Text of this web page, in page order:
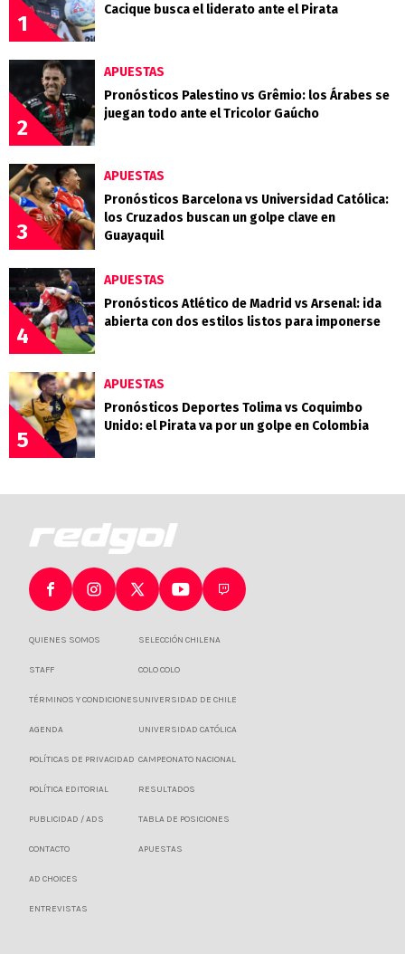
1
Cacique busca el liderato ante el Pirata
2
APUESTAS
Pronósticos Palestino vs Grêmio: los Árabes se
juegan todo ante el Tricolor Gaúcho
3
APUESTAS
Pronósticos Barcelona vs Universidad Católica:
los Cruzados buscan un golpe clave en
Guayaquil
4
APUESTAS
Pronósticos Atlético de Madrid vs Arsenal: ida
abierta con dos estilos listos para imponerse
5
APUESTAS
Pronósticos Deportes Tolima vs Coquimbo
Unido: el Pirata va por un golpe en Colombia
QUIENES SOMOS
STAFF
TÉRMINOS Y CONDICIONES
AGENDA
POLÍTICAS DE PRIVACIDAD
POLÍTICA EDITORIAL
PUBLICIDAD / ADS
CONTACTO
AD CHOICES
ENTREVISTAS
SELECCIÓN CHILENA
COLO COLO
UNIVERSIDAD DE CHILE
UNIVERSIDAD CATÓLICA
CAMPEONATO NACIONAL
RESULTADOS
TABLA DE POSICIONES
APUESTAS